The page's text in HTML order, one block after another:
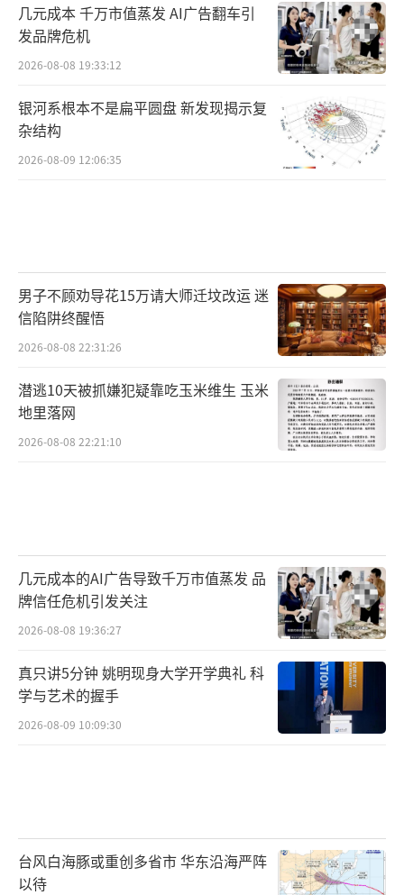
几元成本 千万市值蒸发 AI广告翻车引
发品牌危机
2026-08-08 19:33:12
银河系根本不是扁平圆盘 新发现揭示复
杂结构
2026-08-09 12:06:35
男子不顾劝导花15万请大师迁坟改运 迷
信陷阱终醒悟
2026-08-08 22:31:26
潜逃10天被抓嫌犯疑靠吃玉米维生 玉米
地里落网
2026-08-08 22:21:10
几元成本的AI广告导致千万市值蒸发 品
牌信任危机引发关注
2026-08-08 19:36:27
真只讲5分钟 姚明现身大学开学典礼 科
学与艺术的握手
2026-08-09 10:09:30
台风白海豚或重创多省市 华东沿海严阵
以待